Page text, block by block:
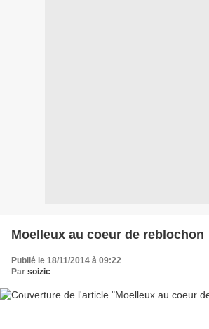
Moelleux au coeur de reblochon
Publié le 18/11/2014 à 09:22
Par soizic